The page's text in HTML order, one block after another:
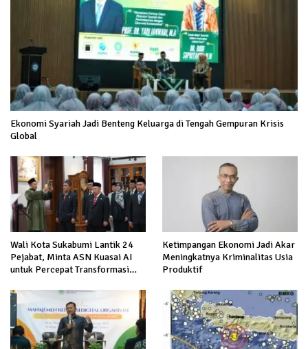
Ekonomi Syariah Jadi Benteng Keluarga di Tengah Gempuran Krisis
Global
Wali Kota Sukabumi Lantik 24
Pejabat, Minta ASN Kuasai AI
untuk Percepat Transformasi
Ketimpangan Ekonomi Jadi Akar
Meningkatnya Kriminalitas Usia
Produktif